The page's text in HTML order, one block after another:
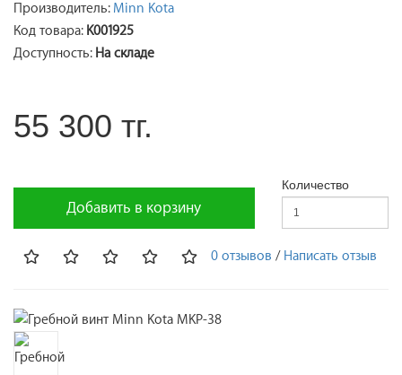
Производитель: Minn Kota
Код товара: K001925
Доступность: На складе
55 300 тг.
Добавить в корзину
Количество
0 отзывов / Написать отзыв